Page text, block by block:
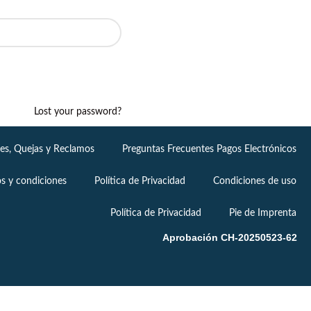
Lost your password?
Quejas y Reclamos Preguntas Frecuentes Pagos Electrónicos
y condiciones Política de Privacidad Condiciones de uso
Política de Privacidad Pie de Imprenta
Aprobación CH-20250523-62